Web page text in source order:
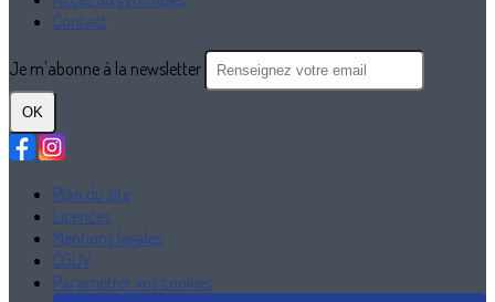
Contact
Je m'abonne à la newsletter
OK
Plan du site
Licences
Mentions légales
CGUV
Paramétrer vos cookies